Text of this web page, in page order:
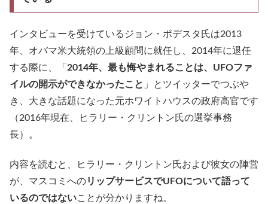
インタビューを受けているジョン・ポデスタ氏は2013
年、オバマ米大統領の上級顧問に就任し、2014年に退任
する際に、「 2014年、最も悔やまれることは、UFOファ
イルの開示ができなかったこと 」とツイッターでつぶや
き、大きな話題になった元ホワイトハウスの政府高官です
（2016年現在、ヒラリー・クリントン氏の選挙事務
長）。
内容を読むと、ヒラリー・クリントン氏および彼女の陣営
が、マスコミへのリップサービスでUFOについて語って
いるのではないことが分かりますね。